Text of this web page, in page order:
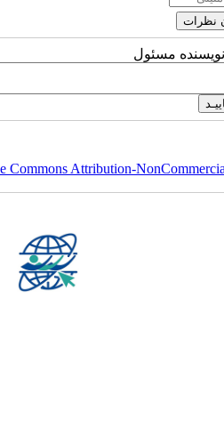
نویسنده مسئول
Commons Attribution-